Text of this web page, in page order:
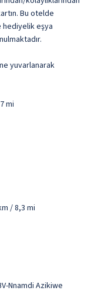
Bu otelde
eşya
yuvarlanarak
mi
/ 8,3 mi
Nnamdi Azikiwe